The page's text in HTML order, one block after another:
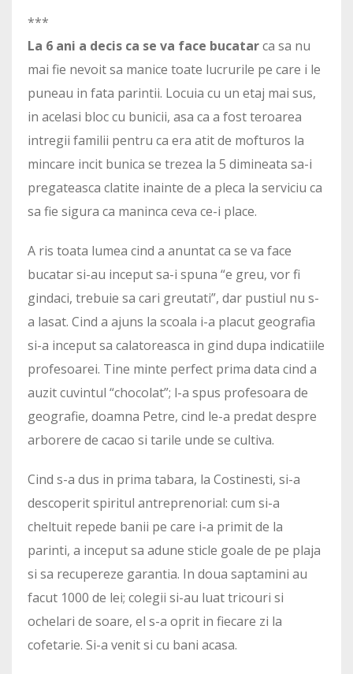
***
La 6 ani a decis ca se va face bucatarca sa nu
mai fie nevoit sa manice toate lucrurile pe care i le
puneau in fata parintii. Locuia cu un etaj mai sus,
in acelasi bloc cu bunicii, asa ca a fost teroarea
intregii familii pentru ca era atit de mofturos la
mincare incit bunica se trezea la 5 dimineata sa-i
pregateasca clatite inainte de a pleca la serviciu ca
sa fie sigura ca maninca ceva ce-i place.
A ris toata lumea cind a anuntat ca se va face
bucatar si-au inceput sa-i spuna “e greu, vor fi
gindaci, trebuie sa cari greutati”, dar pustiul nu s-
a lasat. Cind a ajuns la scoala i-a placut geografia
si-a inceput sa calatoreasca in gind dupa indicatiile
profesoarei. Tine minte perfect prima data cind a
auzit cuvintul “chocolat”; l-a spus profesoara de
geografie, doamna Petre, cind le-a predat despre
arborere de cacao si tarile unde se cultiva.
Cind s-a dus in prima tabara, la Costinesti, si-a
descoperit spiritul antreprenorial: cum si-a
cheltuit repede banii pe care i-a primit de la
parinti, a inceput sa adune sticle goale de pe plaja
si sa recupereze garantia. In doua saptamini au
facut 1000 de lei; colegii si-au luat tricouri si
ochelari de soare, el s-a oprit in fiecare zi la
cofetarie. Si-a venit si cu bani acasa.